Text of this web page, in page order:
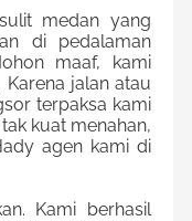
medan yang
di pedalaman
maaf, kami
jalan atau
terpaksa kami
kuat menahan,
agen kami di
Kami berhasil